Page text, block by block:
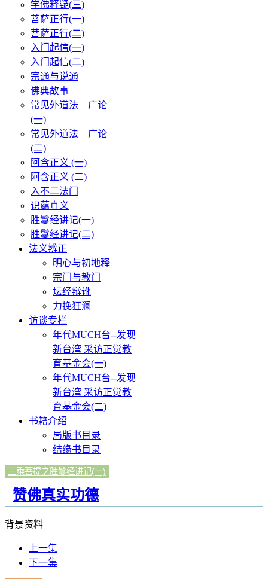
学佛释疑(三)
菩萨正行(一)
菩萨正行(二)
入门起信(一)
入门起信(二)
宗通与说通
佛典故事
常见外道法—广论
(一)
常见外道法—广论
(二)
阿含正义 (一)
阿含正义 (二)
入不二法门
识蕴真义
胜鬘经讲记(一)
胜鬘经讲记(二)
法义辨正
明心与初地释
宗门与教门
坛经辩讹
力挽狂澜
访谈专栏
年代MUCH台--发现
新台湾 采访正觉教
育基金会(一)
年代MUCH台--发现
新台湾 采访正觉教
育基金会(二)
书籍介绍
局版书目录
结缘书目录
三乘菩提之胜鬘经讲记(一)
赞佛真实功德
背景资料
上一集
下一集